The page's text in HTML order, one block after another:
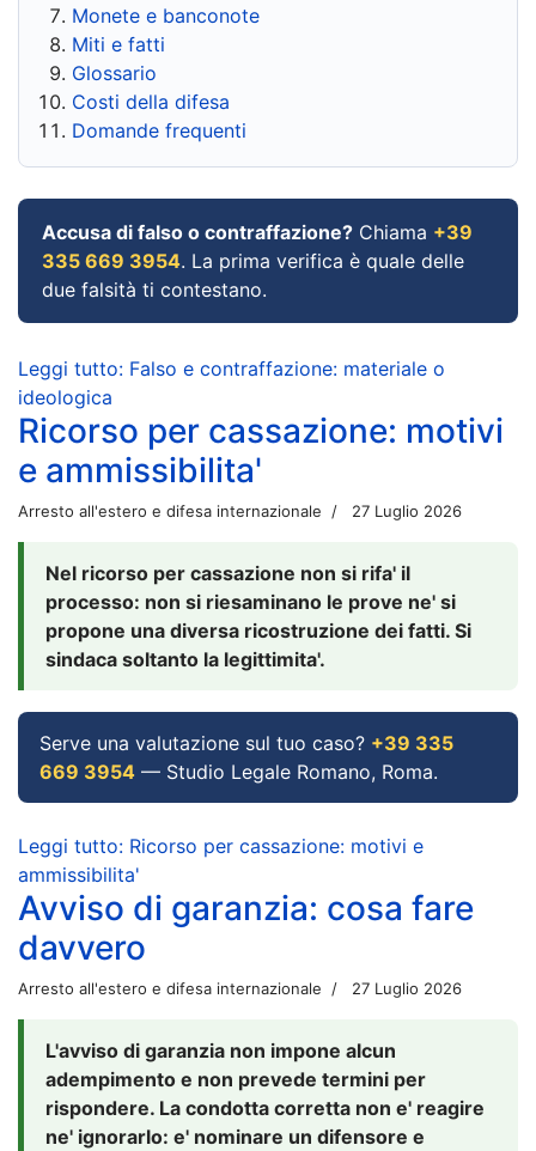
Monete e banconote
Miti e fatti
Glossario
Costi della difesa
Domande frequenti
Accusa di falso o contraffazione? Chiama +39
335 669 3954. La prima verifica è quale delle
due falsità ti contestano.
Leggi tutto: Falso e contraffazione: materiale o
ideologica
Ricorso per cassazione: motivi
e ammissibilita'
Arresto all'estero e difesa internazionale 27 Luglio 2026
Nel ricorso per cassazione non si rifa' il
processo: non si riesaminano le prove ne' si
propone una diversa ricostruzione dei fatti. Si
sindaca soltanto la legittimita'.
Serve una valutazione sul tuo caso? +39 335
669 3954 — Studio Legale Romano, Roma.
Leggi tutto: Ricorso per cassazione: motivi e
ammissibilita'
Avviso di garanzia: cosa fare
davvero
Arresto all'estero e difesa internazionale 27 Luglio 2026
L'avviso di garanzia non impone alcun
adempimento e non prevede termini per
rispondere. La condotta corretta non e' reagire
ne' ignorarlo: e' nominare un difensore e